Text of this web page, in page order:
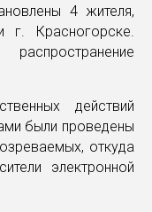
4 жителя,
Красногорске.
действий
были проведены
откуда
электронной